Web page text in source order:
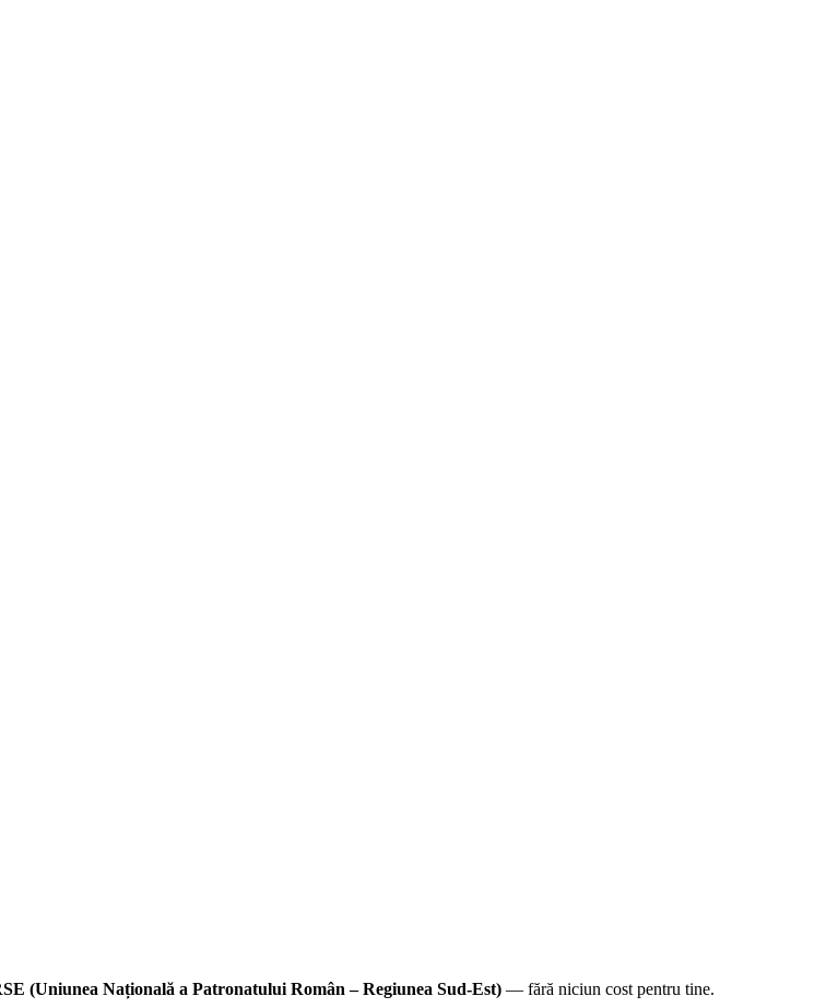
(Uniunea Națională a Patronatului Român – Regiunea Sud-Est) — fără niciun cost pentru tine.